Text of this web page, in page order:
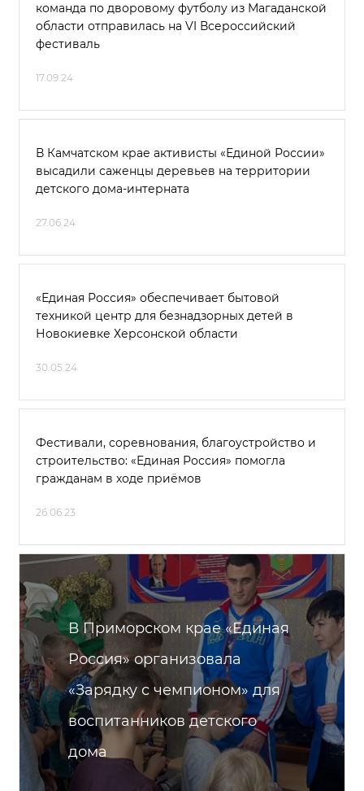
команда по дворовому футболу из Магаданской
области отправилась на VI Всероссийский
фестиваль
17.09.24
В Камчатском крае активисты «Единой России»
высадили саженцы деревьев на территории
детского дома-интерната
27.06.24
«Единая Россия» обеспечивает бытовой
техникой центр для безнадзорных детей в
Новокиевке Херсонской области
30.05.24
Фестивали, соревнования, благоустройство и
строительство: «Единая Россия» помогла
гражданам в ходе приёмов
26.06.23
В Приморском крае «Единая
Россия» организовала
«Зарядку с чемпионом» для
воспитанников детского
дома